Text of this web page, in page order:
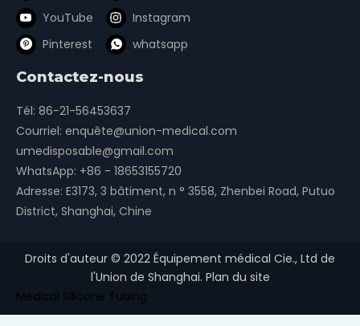
YouTube
Instagram
Pinterest
whatsapp
Contactez-nous
Tél: 86-21-56453637
Courriel: enquête@union-medical.com
umedisposable@gmail.com
WhatsApp: +86 - 18653155720
Adresse: E3173, 3 bâtiment, n ° 3558, Zhenbei Road, Putuo
District, Shanghai, Chine
Droits d'auteur © 2022 Équipement médical Cie., Ltd de
l'Union de Shanghai. Plan du site
Medical Silicone Tubing